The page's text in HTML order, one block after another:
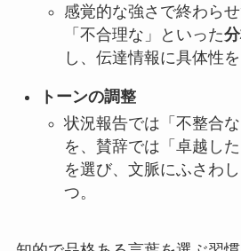
感覚的な強さで終わらせ
「不合理な」といった
し、伝達情報に具体性を
トーンの調整
状況報告では「不整合な
を、賛辞では「卓越し
を選び、文脈にふさわ
つ。